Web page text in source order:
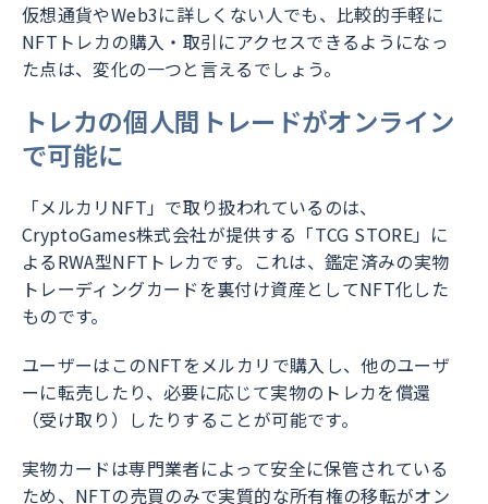
仮想通貨やWeb3に詳しくない人でも、比較的手軽に
NFTトレカの購入・取引にアクセスできるようになっ
た点は、変化の一つと言えるでしょう。
トレカの個人間トレードがオンライン
で可能に
「メルカリNFT」で取り扱われているのは、
CryptoGames株式会社が提供する「TCG STORE」に
よるRWA型NFTトレカです。これは、鑑定済みの実物
トレーディングカードを裏付け資産としてNFT化した
ものです。
ユーザーはこのNFTをメルカリで購入し、他のユーザ
ーに転売したり、必要に応じて実物のトレカを償還
（受け取り）したりすることが可能です。
実物カードは専門業者によって安全に保管されている
ため、NFTの売買のみで実質的な所有権の移転がオン